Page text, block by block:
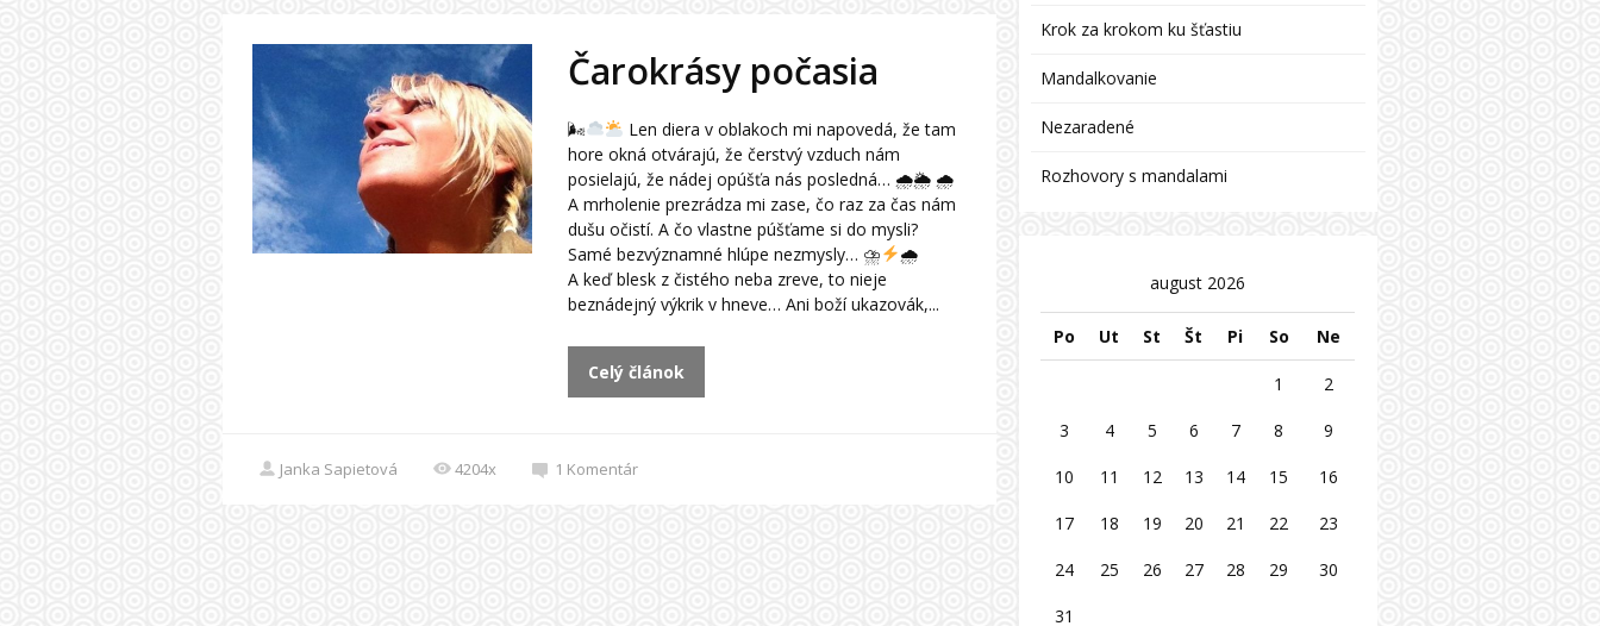
Čarokrásy počasia
🌬
Len diera v oblakoch mi napovedá, že tam
hore okná otvárajú, že čerstvý vzduch nám
posielajú, že nádej opúšťa nás posledná… 🌧🌦 🌧
A mrholenie prezrádza mi zase, čo raz za čas nám
dušu očistí. A čo vlastne púšťame si do mysli?
Samé bezvýznamné hlúpe nezmysly… ⛈
🌧
A keď blesk z čistého neba zreve, to nieje
beznádejný výkrik v hneve… Ani boží ukazovák,...
Celý článok
Janka Sapietová 4204x 1 Komentár
Krok za krokom ku šťastiu
Mandalkovanie
Nezaradené
Rozhovory s mandalami
august 2026
Po Ut St Št Pi So Ne
1 2
3 4 5 6 7 8 9
10 11 12 13 14 15 16
17 18 19 20 21 22 23
24 25 26 27 28 29 30
31